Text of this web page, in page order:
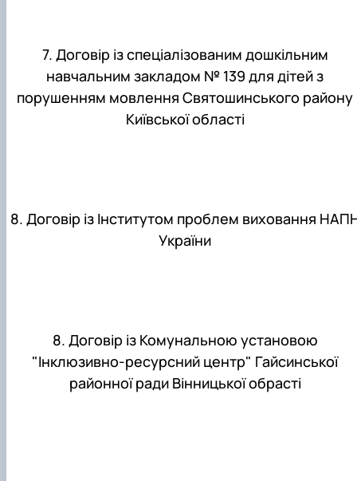
7. Договір із спеціалізованим дошкільним
навчальним закладом № 139 для дітей з
порушенням мовлення Святошинського району
Київської області
8. Договір із Інститутом проблем виховання
України
8. Договір із Комунальною установою
"Інклюзивно-ресурсний центр" Гайсинської
районної ради Вінницької обрасті